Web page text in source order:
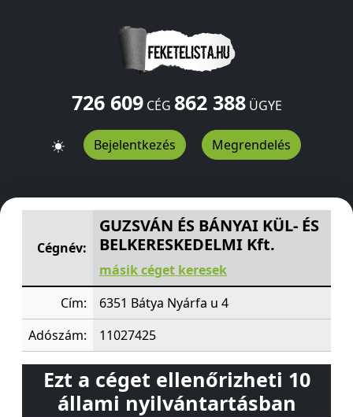
726 609CÉG 862 388ÜGYE
Bejelentkezés Megrendelés
GUZSVÁN ÉS BÁNYAI KÜL- ÉS BELKERESKEDELMI Kft.
Cégnév:
GUZSVÁN ÉS BÁNYAI KÜL- ÉS
BELKERESKEDELMI Kft.
másik céget keresek
Cím:
6351 Bátya Nyárfa u 4
Adószám:
11027425
Ezt a céget ellenőrizheti 10
állami nyilvántartásban